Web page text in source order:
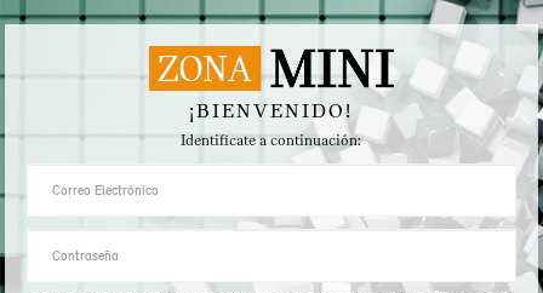
¡BIENVENIDO!
Identifícate a continuación: